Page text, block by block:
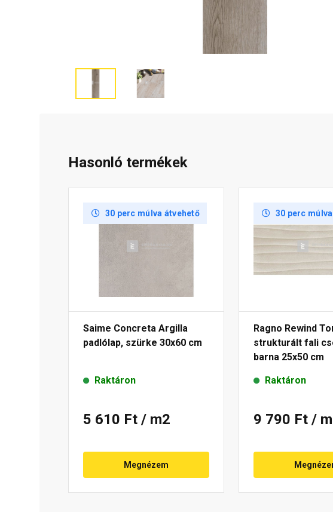
Hasonló termékek
30 perc múlva átvehető
Saime Concreta Argilla
padlólap, szürke 30x60 cm
Raktáron
5 610 Ft / m2
Megnézem
30 perc
Ragno Rewind
strukturált fali
barna 25x50 cm
Raktáron
9 790 Ft /